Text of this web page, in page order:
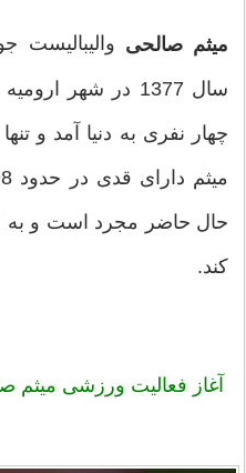
میثم صالحی والیبالیست
سال 1377 در شهر
چهار نفری به دنیا آمد و
حال حاضر مجرد است و به
کند.
آغاز فعالیت ورزشی میثم